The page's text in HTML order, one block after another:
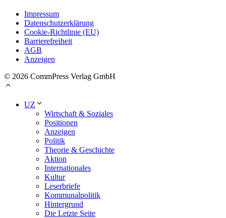
Impressum
Datenschutzerklärung
Cookie-Richtlinie (EU)
Barrierefreiheit
AGB
Anzeigen
© 2026 CommPress Verlag GmbH
UZ
Wirtschaft & Soziales
Positionen
Anzeigen
Politik
Theorie & Geschichte
Aktion
Internationales
Kultur
Leserbriefe
Kommunalpolitik
Hintergrund
Die Letzte Seite